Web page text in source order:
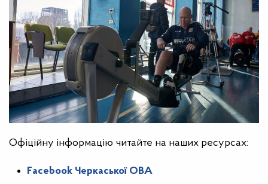
Офіційну інформацію читайте на наших ресурсах:
Facebook Черкаської ОВА